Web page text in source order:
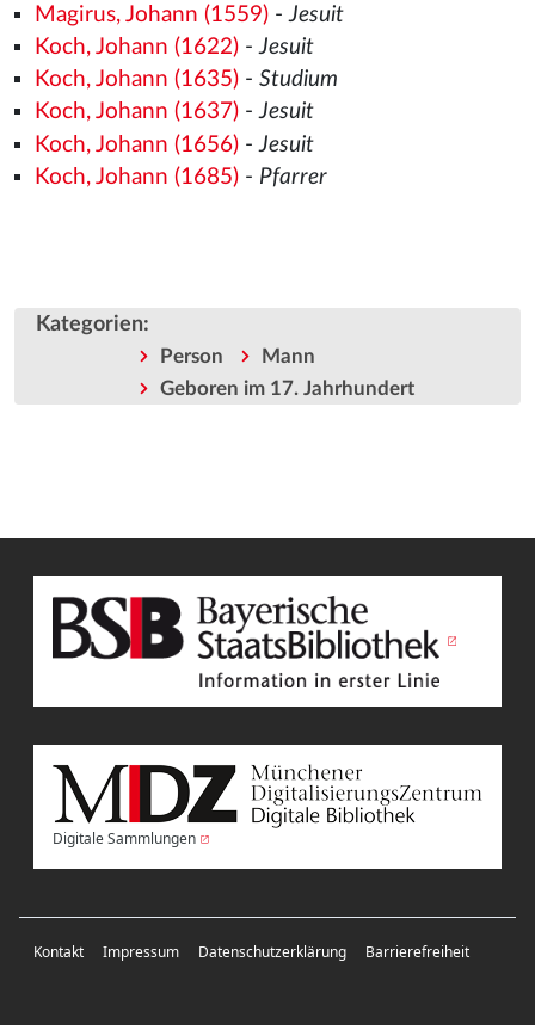
Magirus, Johann (1559)-Jesuit
Koch, Johann (1622)-Jesuit
Koch, Johann (1635)- Studium
Koch, Johann (1637)-Jesuit
Koch, Johann (1656)- Jesuit
Koch, Johann (1685)- Pfarrer
Kategorien:
Person
Mann
Geboren im 17. Jahrhundert
Digitale Sammlungen
Kontakt Impressum Datenschutzerklärung Barrierefreiheit